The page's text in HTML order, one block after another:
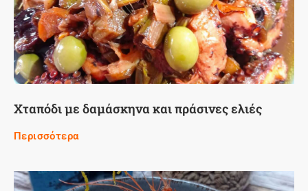
Χταπόδι με δαμάσκηνα και πράσινες ελιές
Περισσότερα